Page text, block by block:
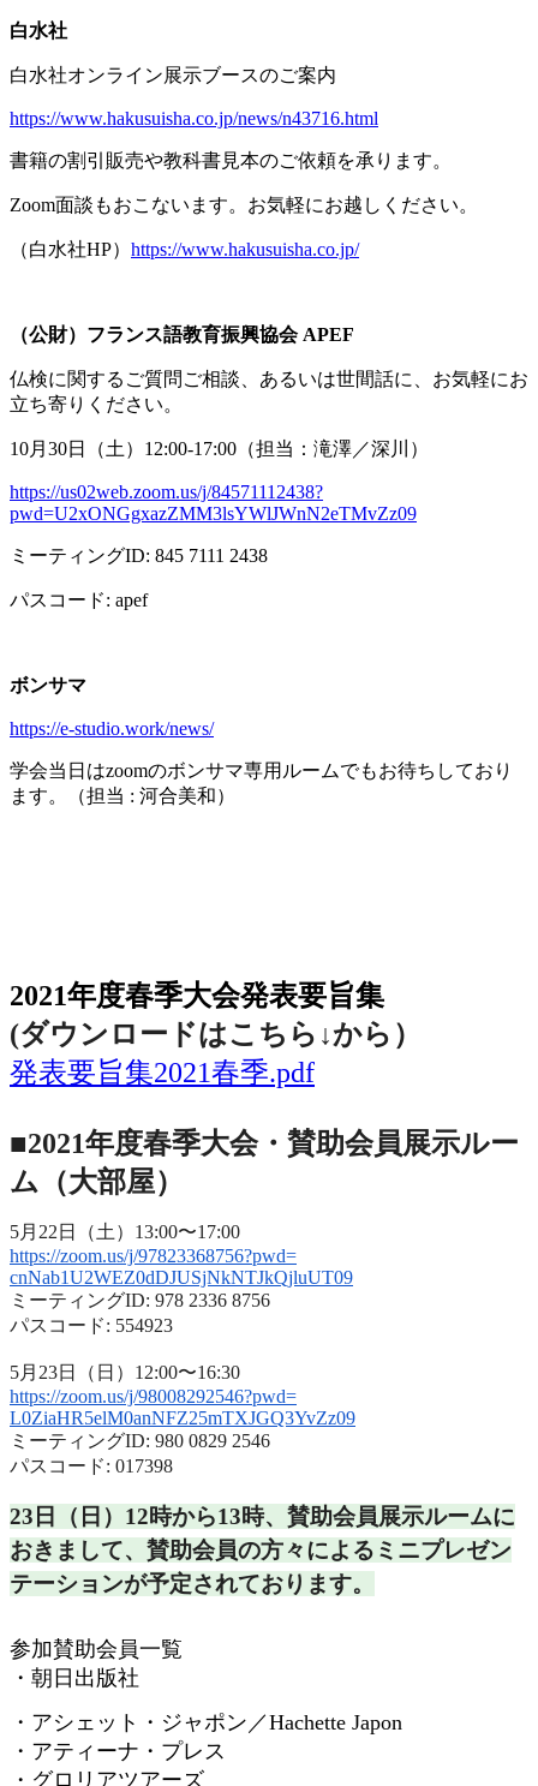
白水社
白水社オンライン展示ブースのご案内
https://www.hakusuisha.co.jp/news/n43716.html
書籍の割引販売や教科書見本のご依頼を承ります。
Zoom面談もおこないます。お気軽にお越しください。
（白水社HP） https://www.hakusuisha.co.jp/
（公財）フランス語教育振興協会APEF
仏検に関するご質問ご相談、あるいは世間話に、お気軽にお
立ち寄りください。
10月 30日（土） 12:00-17:00 （担当：滝澤／深川）
https://us02web.zoom.us/j/84571112438?
pwd=U2xONGgxazZMM3lsYWlJWnN2eTMvZz09
ミーティングID: 845 7111 2438
パスコード: apef
ボンサマ
https://e-studio.work/news/
学会当日はzoomのボンサマ専用ルームでもお待ちしており
ます。（担当 : 河合美和）
2021年度春季大会発表要旨集
(ダウンロードはこちら↓から ）
発表要旨集2021春季.pdf
■2021年度春季大会・賛助会員展示ルー
ム（大部屋）
5月22日（土）13:00〜17:00
https://zoom.us/j/97823368756?pwd=
cnNab1U2WEZ0dDJUSjNkNTJkQjluUT09
ミーティングID: 978 2336 8756
パスコード: 554923
5月23日（日）12:00〜16:30
https://zoom.us/j/98008292546?pwd=
L0ZiaHR5elM0anNFZ25mTXJGQ3YvZz09
ミーティングID: 980 0829 2546
パスコード: 017398
23日（日）12時から13時、 賛助会員展示ルームに
おきまして、 賛助会員の方々によるミニプレゼン
テーションが予定されております。
参加賛助会員一覧
・朝日出版社
・アシェット・ジャポン／Hachette Japon
・アティーナ・プレス
・グロリアツアーズ